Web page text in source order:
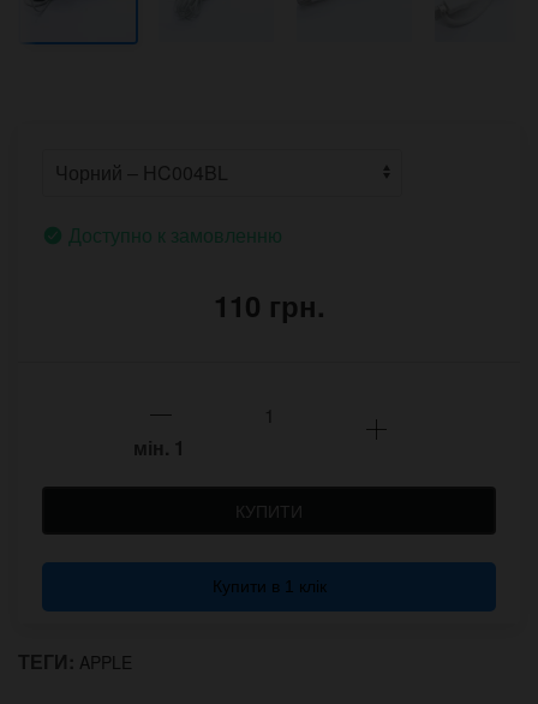
Доступно к замовленню
110 грн.
мін. 1
КУПИТИ
Купити в 1 клік
ТЕГИ: APPLE